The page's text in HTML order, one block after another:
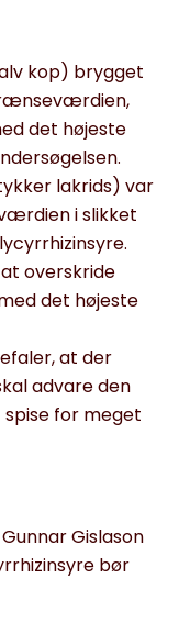
kop) brygget
det højeste
lakrids) var
i slikket
overskride
det højeste
at der
advare den
for meget
Gislason
bør